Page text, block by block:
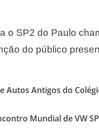
o SP2 do Paulo
do público
Autos Antigos do
Mundial de VW